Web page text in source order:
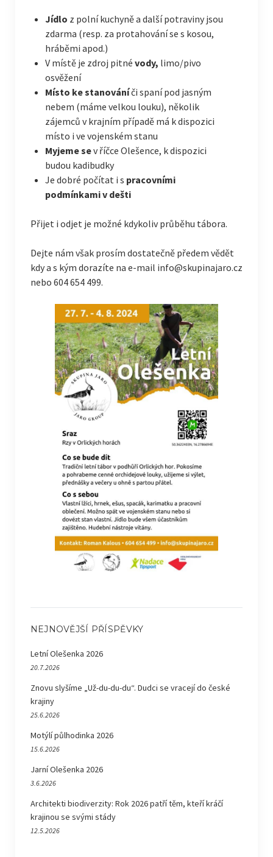
Jídlo z polní kuchyně a další potraviny jsou
zdarma (resp. za protahování se s kosou,
hráběmi apod.)
V místě je zdroj pitné vody, limo/pivo
osvěžení
Místo ke stanováníči spaní pod jasným
nebem (máme velkou louku), několik
zájemců v krajním případě má k dispozici
místo i ve vojenském stanu
Myjeme sev říčce Olešence, k dispozici
budou kadibudky
Je dobré počítat i s pracovními
podmínkami v dešti
Přijet i odjet je možné kdykoliv průběhu tábora.
Dejte nám však prosím dostatečně předem vědět
kdy a s kým dorazíte na e-mail info@skupinajaro.cz
nebo 604 654 499.
NEJNOVĚJŠÍ PŘÍSPĚVKY
Letní Olešenka 2026
20.7.2026
Znovu slyšíme „Už-du-du-du“. Dudci se vracejí do české
krajiny
25.6.2026
Motýlí půlhodinka 2026
15.6.2026
Jarní Olešenka 2026
3.6.2026
Architekti biodiverzity: Rok 2026 patří těm, kteří kráčí
krajinou se svými stády
12.5.2026